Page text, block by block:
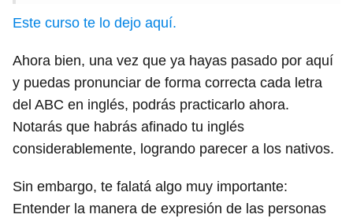
Este curso te lo dejo aquí.
Ahora bien, una vez que ya hayas pasado por aquí
y puedas pronunciar de forma correcta cada letra
del ABC en inglés, podrás practicarlo ahora.
Notarás que habrás afinado tu inglés
considerablemente, logrando parecer a los nativos.
Sin embargo, te falatá algo muy importante:
Entender la manera de expresión de las personas